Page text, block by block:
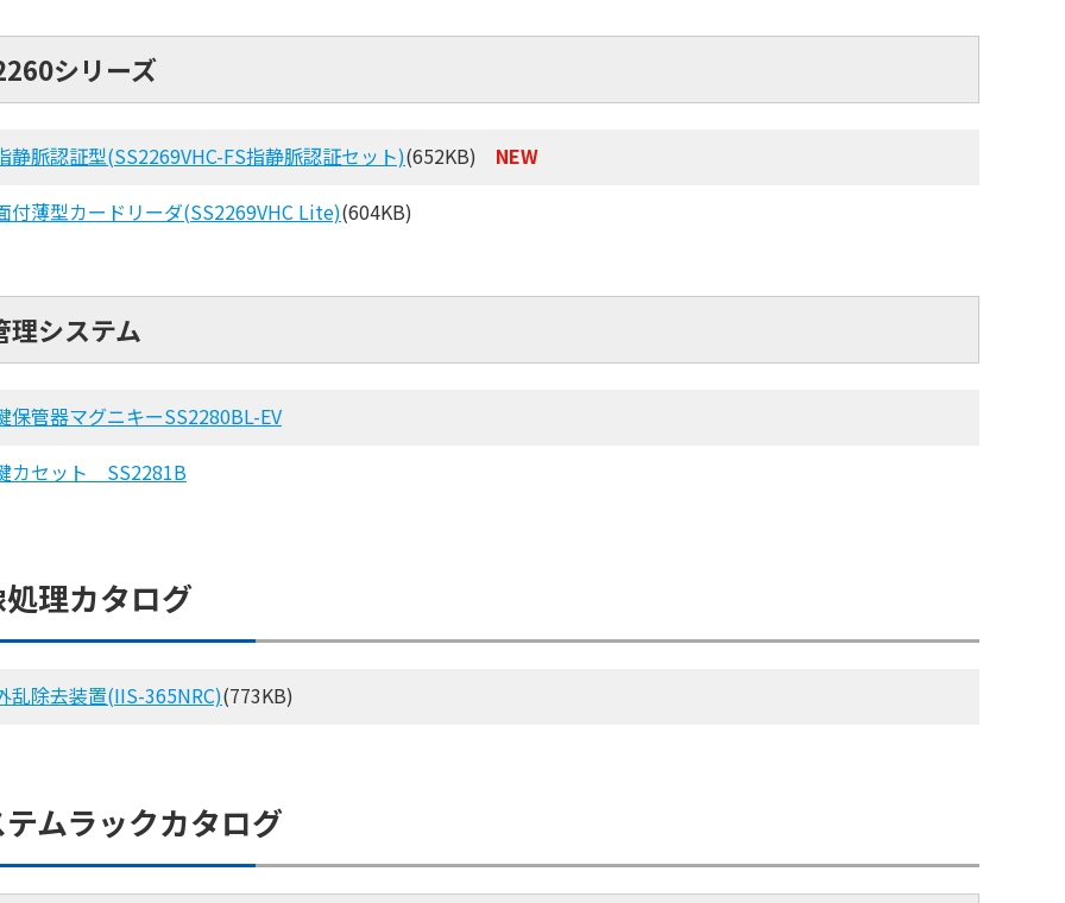
シリーズ
静脈認証型(SS2269VHC-FS指静脈認証セット)(652KB) NEW
付薄型カードリーダ(SS2269VHC Lite)(604KB)
理システム
保管器マグニキーSS2280BL-EV
カセット SS2281B
理カタログ
乱除去装置(IIS-365NRC)(773KB)
ムラックカタログ